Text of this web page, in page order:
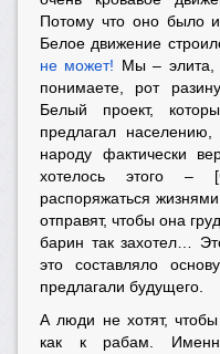
Потому что оно было
Белое движение
не может! Мы – элита,
понимаете, рот
Белый проект,
предлагал
народу фактически
хотелось этого –
распоряжаться
отправят, чтобы она
барин так захотел…
это составляло
предлагали будущего.
А люди не хотят,
как к рабам.